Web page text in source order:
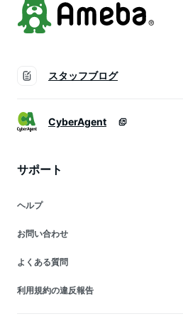
スタッフブログ
CyberAgent
サポート
ヘルプ
お問い合わせ
よくある質問
利用規約の違反報告